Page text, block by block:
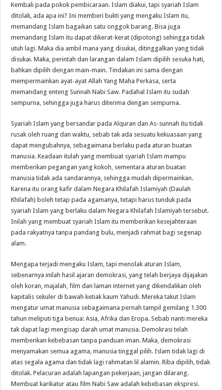
Kembali pada pokok pembicaraan. Islam diakui, tapi syariah Islam
ditolak, ada apa ini? Ini memberi bukti yang mengaku Islam itu,
memandang Islam bagaikan satu onggok barang. Bisa juga
memandang Islam itu dapat dikerat-kerat (dipotong) sehingga tidak
utuh lagi. Maka dia ambil mana yang disukai, ditinggalkan yang tidak
disukai. Maka, perintah dan larangan dalam Islam dipilih sesuka hati,
bahkan dipilih dengan main-main. Tindakan ini sama dengan
mempermainkan ayat-ayat Allah Yang Maha Perkasa, serta
memandang enteng Sunnah Nabi Saw. Padahal Islam itu sudah
sempurna, sehingga juga harus diterima dengan sempurna.
Syariah Islam yang bersandar pada Alquran dan As-sunnah itu tidak
rusak oleh ruang dan waktu, sebab tak ada sesuatu kekuasaan yang
dapat mengubahnya, sebagaimana berlaku pada aturan buatan
manusia. Keadaan itulah yang membuat syariah Islam mampu
memberikan pegangan yang kokoh, sementara aturan buatan
manusia tidak ada sandarannya, sehingga mudah dipermainkan.
Karena itu orang kafir dalam Negara Khilafah Islamiyah (Daulah
Khilafah) boleh tetap pada agamanya, tetapi harus tunduk pada
syariah Islam yang berlaku dalam Negara Khilafah Islamiyah tersebut.
Inilah yang membuat syariah Islam itu memberikan kesejahteraan
pada rakyatnya tanpa pandang bulu, menjadi rahmat bagi segenap
alam.
Mengapa terjadi mengaku Islam, tapi menolak aturan Islam,
sebenarnya inilah hasil ajaran demokrasi, yang telah berjaya dijajakan
oleh koran, majalah, film dan laman internet yang dikendalikan oleh
kapitalis sekuler di bawah ketiak kaum Yahudi. Mereka takut Islam
mengatur umat manusia sebagaimana pernah tampil gemilang 1.300
tahun meliputi tiga benua: Asia, Afrika dan Eropa. Sebab nanti mereka
tak dapat lagi mengisap darah umat manusia. Demokrasi telah
memberikan kebebasan tanpa panduan iman. Maka, demokrasi
menyamakan semua agama, manusia tinggal pilih. Islam tidak lagi di
atas segala agama dan tidak lagi rahmatan lil alamin. Riba dipilih, tidak
ditolak. Pelacuran adalah lapangan pekerjaan, jangan dilarang.
Membuat karikatur atau film Nabi Saw adalah kebebasan ekspresi.